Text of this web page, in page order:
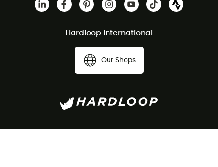
Hardloop International
Our Shops